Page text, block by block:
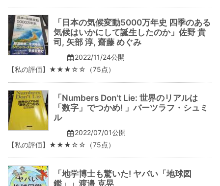
「日本の気候変動5000万年史 四季のある
気候はいかにして誕生したのか」佐野 貴
司, 矢部 淳, 齋藤 めぐみ
2022/11/24公開
【私の評価】★★★☆☆（75点）
「Numbers Don't Lie: 世界のリアルは
「数字」でつかめ! 」バーツラフ・シュミ
ル
2022/07/01公開
【私の評価】★★★☆☆（75点）
「地学博士も驚いた! ヤバい「地球図
鑑」」渡邉 克晃